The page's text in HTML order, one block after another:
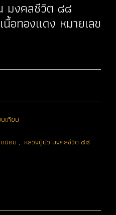
มงคลชีวิต ๘๘
อทองแดง หมายเลข
เทียบ
นิยม , หลวงปู่บัว มงคลชีวิต ๘๘